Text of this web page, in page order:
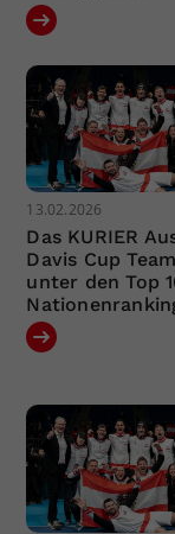
13.02.2026
Das KURIER
Davis Cup
unter den Top